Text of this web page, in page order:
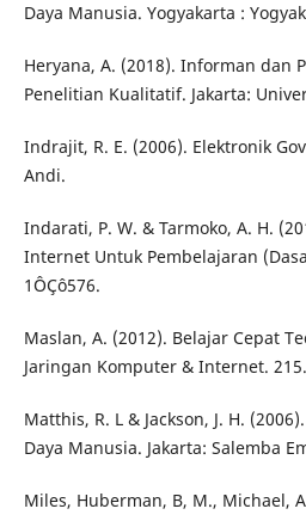
Daya Manusia. Yogyakarta :
Heryana, A. (2018). Informan dan
Penelitian Kualitatif. Jakarta:
Indrajit, R. E. (2006). Elektronik
Andi.
Indarati, P. W. & Tarmoko, A. H.
Internet Untuk Pembelajaran
1ÔÇô576.
Maslan, A. (2012). Belajar Cepat
Jaringan Komputer & Internet. 215.
Matthis, R. L & Jackson, J. H.
Daya Manusia. Jakarta: Salemba
Miles, Huberman, B, M., Michael,